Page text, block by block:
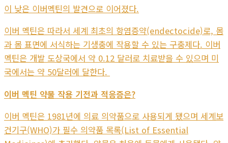
이 낮은 이버멕틴의 발견으로 이어졌다.
이버 멕틴은 따라서 세계 최초의 항염증약(endectocide)로, 몸
과 몸 표면에 서식하는 기생충에 작용할 수 있는 구충제다. 이버
멕틴은 개발 도상국에서 약 0.12 달러로 치료받을 수 있으며 미
국에서는 약 50달러에 달한다.
이버 멕틴 약물 작용 기전과 적응증은?
이버 멕틴은 1981년에 의료 의약품으로 사용되게 됐으며 세계보
건기구(WHO)가 필수 의약품 목록(List of Essential